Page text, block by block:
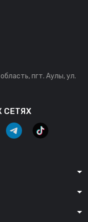
пгт. Аулы, ул.
СЕТЯХ